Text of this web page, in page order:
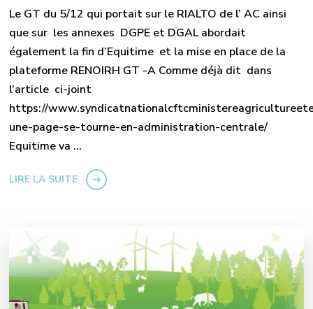
Le GT du 5/12 qui portait sur le RIALTO de l’ AC ainsi
que sur les annexes DGPE et DGAL abordait
également la fin d’Equitime et la mise en place de la
plateforme RENOIRH GT -A Comme déjà dit dans
l’article ci-joint
https://
une-page-se-tourne-en-administration-centrale/
Equitime va …
LIRE LA SUITE